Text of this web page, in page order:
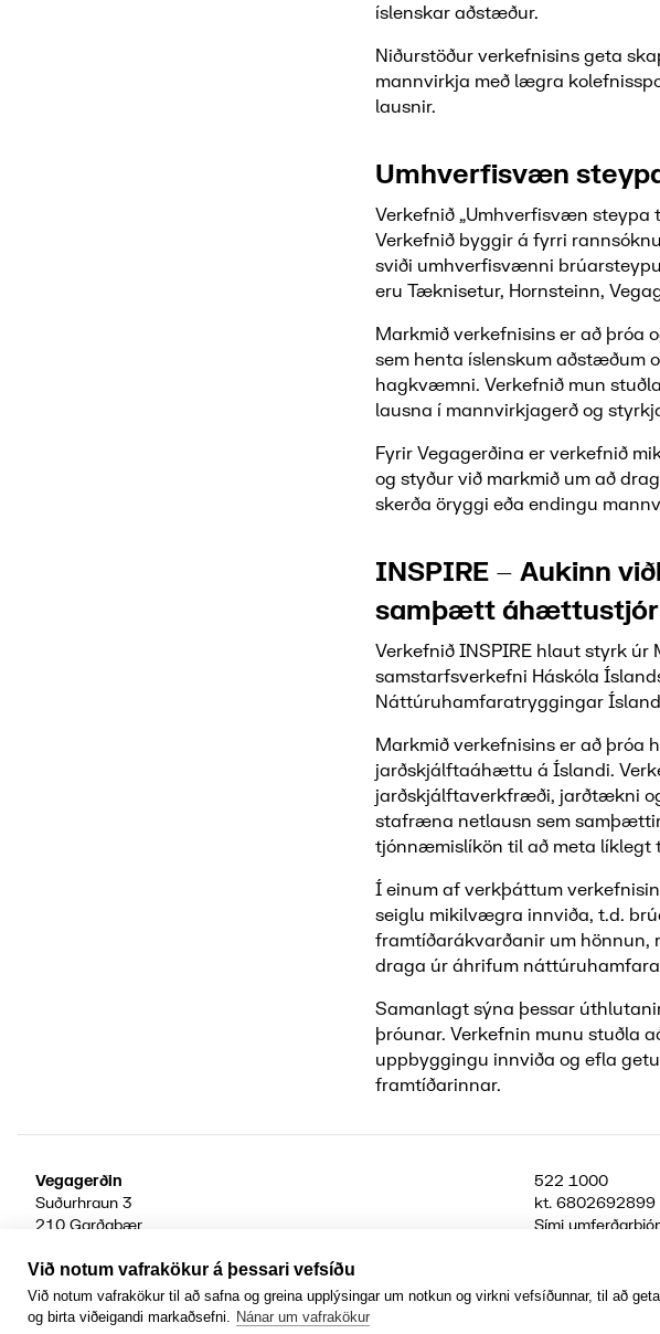
íslenskar aðstæður.
Niðurstöður verkefnisins geta
mannvirkja með lægra
lausnir.
Umhverfisvæn
Verkefnið „Umhverfisvæn
Verkefnið byggir á fyrri
sviði umhverfisvænni
eru Tæknisetur, Hornsteinn,
Markmið verkefnisins er að þróa
sem henta íslenskum aðstæðum
hagkvæmni. Verkefnið mun
lausna í mannvirkjagerð og
Fyrir Vegagerðina er verkefnið
og styður við markmið um að
skerða öryggi eða endingu
INSPIRE – Aukinn
samþætt
Verkefnið INSPIRE hlaut styrk
samstarfsverkefni Háskóla
Náttúruhamfaratryggingar
Markmið verkefnisins er að þróa
jarðskjálftaáhættu á Íslandi.
jarðskjálftaverkfræði, jarðtækni
stafræna netlausn sem
tjónnæmislíkön til að meta líklegt
Í einum af verkþáttum
seiglu mikilvægra innviða, t.d.
framtíðarákvarðanir um hönnun,
draga úr áhrifum
Samanlagt sýna þessar
þróunar. Verkefnin munu stuðla
uppbyggingu innviða og efla
framtíðarinnar.
Vegagerðin
Suðurhraun 3
210 Garðabær
522 1000
kt. 6802692899
Sími
FacebookYouTube Jafnlaunavottun
Græn Skref
Við notum vafrakökur á þessari vefsíðu
Við notum vafrakökur til að safna og greina upplýsingar um notkun og virkni vefsíðunnar, til að
og birta viðeigandi markaðsefni. Nánar um vafrakökur